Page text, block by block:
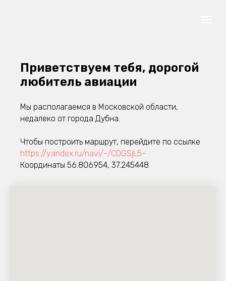
Приветствуем тебя, дорогой
любитель авиации
Мы располагаемся в Московской области,
недалеко от города Дубна.
Чтобы построить маршрут, перейдите по ссылке
https://yandex.ru/navi/-/CDGSjL5-
Координаты 56.806954, 37.245448